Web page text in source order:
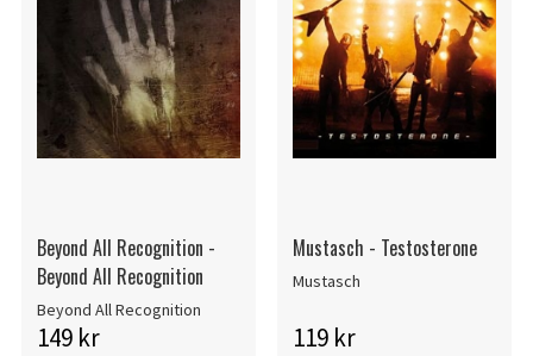
Beyond All Recognition -
Beyond All Recognition
Beyond All Recognition
149 kr
Mustasch - Testosterone
Mustasch
119 kr